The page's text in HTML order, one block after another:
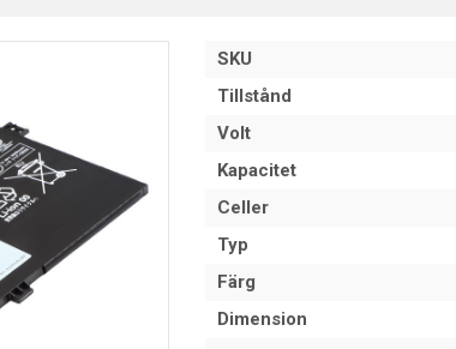
SKU
Tillstånd
Volt
Kapacitet
Celler
Typ
Färg
Dimension